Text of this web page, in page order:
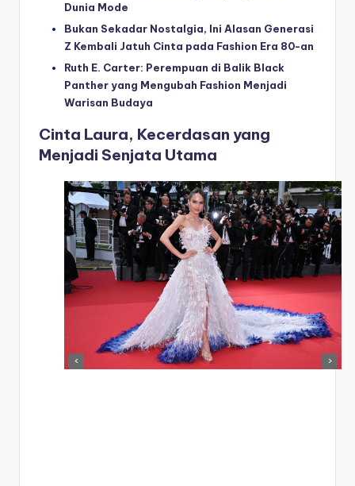
Dunia Mode
Bukan Sekadar Nostalgia, Ini Alasan Generasi
Z Kembali Jatuh Cinta pada Fashion Era 80-an
Ruth E. Carter: Perempuan di Balik Black
Panther yang Mengubah Fashion Menjadi
Warisan Budaya
Cinta Laura, Kecerdasan yang
Menjadi Senjata Utama
‹ ›